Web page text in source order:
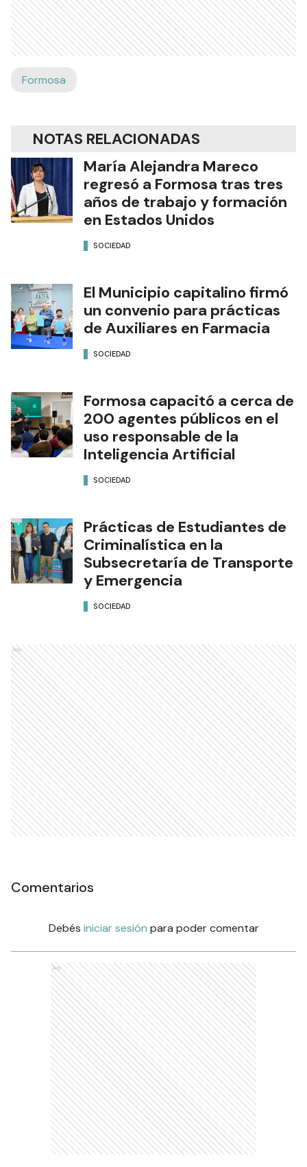
Formosa
NOTAS RELACIONADAS
María Alejandra Mareco
regresó a Formosa tras tres
años de trabajo y formación
en Estados Unidos
SOCIEDAD
El Municipio capitalino firmó
un convenio para prácticas
de Auxiliares en Farmacia
SOCIEDAD
Formosa capacitó a cerca de
200 agentes públicos en el
uso responsable de la
Inteligencia Artificial
SOCIEDAD
Prácticas de Estudiantes de
Criminalística en la
Subsecretaría de Transporte
y Emergencia
SOCIEDAD
Ads
Comentarios
Debés iniciar sesión para poder comentar
Ads